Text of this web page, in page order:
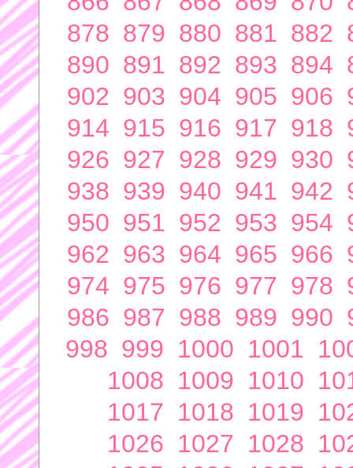
878 879 880 881 882
890 891 892 893 894
902 903 904 905 906
914 915 916 917 918
926 927 928 929 930
938 939 940 941 942
950 951 952 953 954
962 963 964 965 966
974 975 976 977 978
986 987 988 989 990
998 999 1000 1001
1008 1009 1010
1017 1018 1019
1026 1027 1028